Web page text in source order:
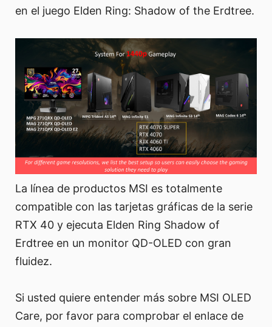
en el juego Elden Ring: Shadow of the Erdtree.
La línea de productos MSI es totalmente
compatible con las tarjetas gráficas de la serie
RTX 40 y ejecuta Elden Ring Shadow of
Erdtree en un monitor QD-OLED con gran
fluidez.
Si usted quiere entender más sobre MSI OLED
Care, por favor para comprobar el enlace de